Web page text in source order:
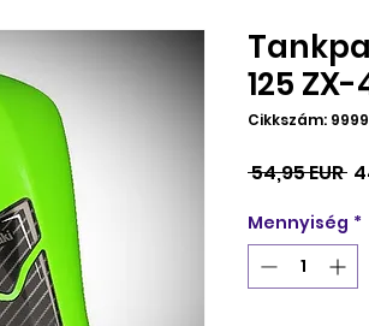
125 ZX-
Cikkszám:
54,95 EUR
Mennyiség *